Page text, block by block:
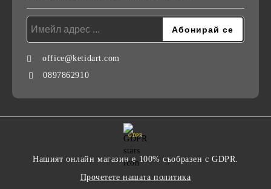
office@ketidart.com
0897862910
GDPR
Нашият онлайн магазин е 100% съобразен с GDPR.
Прочетете нашата политика